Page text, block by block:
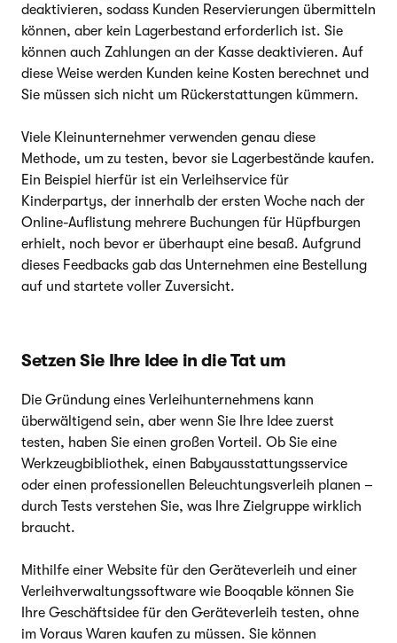
deaktivieren, sodass Kunden Reservierungen übermitteln
können, aber kein Lagerbestand erforderlich ist. Sie
können auch Zahlungen an der Kasse deaktivieren. Auf
diese Weise werden Kunden keine Kosten berechnet und
Sie müssen sich nicht um Rückerstattungen kümmern.
Viele Kleinunternehmer verwenden genau diese
Methode, um zu testen, bevor sie Lagerbestände kaufen.
Ein Beispiel hierfür ist ein Verleihservice für
Kinderpartys, der innerhalb der ersten Woche nach der
Online-Auflistung mehrere Buchungen für Hüpfburgen
erhielt, noch bevor er überhaupt eine besaß. Aufgrund
dieses Feedbacks gab das Unternehmen eine Bestellung
auf und startete voller Zuversicht.
Setzen Sie Ihre Idee in die Tat um
Die Gründung eines Verleihunternehmens kann
überwältigend sein, aber wenn Sie Ihre Idee zuerst
testen, haben Sie einen großen Vorteil. Ob Sie eine
Werkzeugbibliothek, einen Babyausstattungsservice
oder einen professionellen Beleuchtungsverleih planen –
durch Tests verstehen Sie, was Ihre Zielgruppe wirklich
braucht.
Mithilfe einer Website für den Geräteverleih und einer
Verleihverwaltungssoftware wie Booqable können Sie
Ihre Geschäftsidee für den Geräteverleih testen, ohne
im Voraus Waren kaufen zu müssen. Sie können